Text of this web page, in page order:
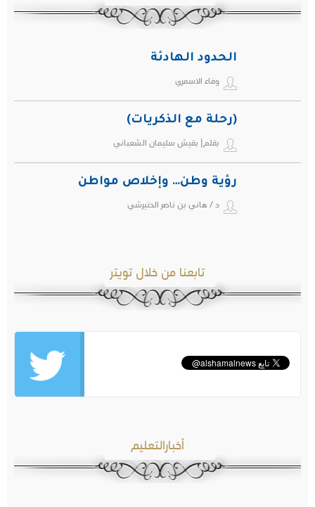
الحدود الهادئة
وفاء الاسمري
(رحلة مع الذكريات)
بقلم| بقيش سليمان الشعباني
رؤية وطن… وإخلاص مواطن
د / هاني بن ناصر الحتيرشي
تابعنا من خلال تويتر
أخبارالتعليم